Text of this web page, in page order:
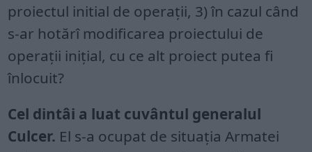
proiectul initial de operații, 3) în cazul când
s-ar hotărî modificarea proiectului de
operații inițial, cu ce alt proiect putea fi
înlocuit?
Cel dintâi a luat cuvântul generalul
Culcer. El s-a ocupat de situația Armatei